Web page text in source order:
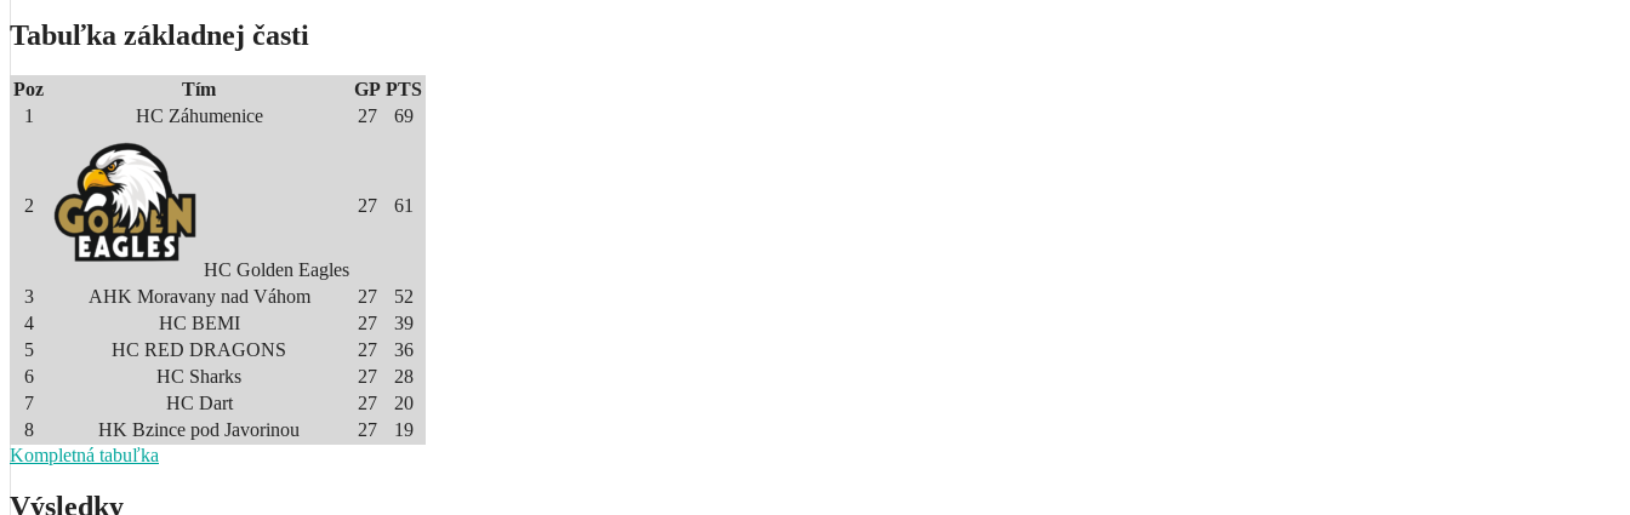
Tabuľka základnej časti
Poz Tím GP PTS
1
HC Záhumenice 27 69
2
HC Golden Eagles
27 61
3 AHK Moravany nad Váhom 27
52
4
HC BEMI 27
39
5
HC RED DRAGONS 27
36
6
HC Sharks 27
28
7
HC Dart 27
20
8
HK Bzince pod Javorinou 27
19
Kompletná tabuľka
Výsledky